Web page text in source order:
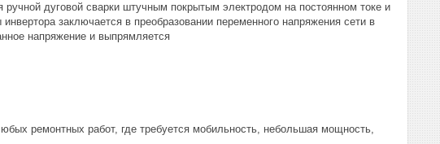
ручной дуговой сварки штучным покрытым электродом на постоянном токе и
заключается в преобразовании переменного напряжения сети в
напряжение и выпрямляется
ремонтных работ, где требуется мобильность, небольшая мощность,